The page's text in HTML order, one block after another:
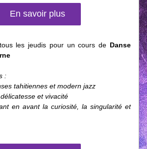
En savoir plus
les jeudis pour un cours de Danse
:
tahitiennes et modern jazz
et vivacité
en avant la curiosité, la singularité et